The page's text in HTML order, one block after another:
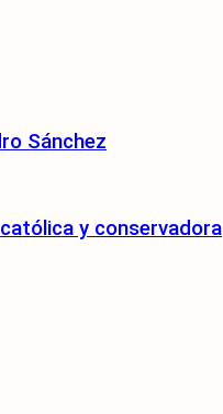
Sánchez
y conservadora